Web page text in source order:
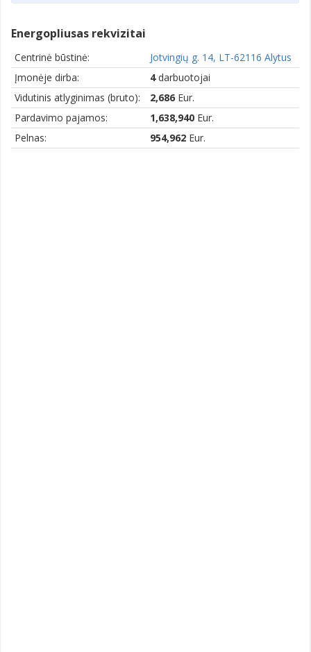
Energopliusas rekvizitai
Centrinė būstinė:
Jotvingių g. 14, LT-62116 Alytus
Įmonėje dirba:
4darbuotojai
Vidutinis atlyginimas (bruto):
2,686 Eur.
Pardavimo pajamos:
1,638,940 Eur.
Pelnas:
954,962 Eur.